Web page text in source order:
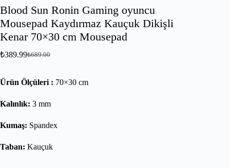
Blood Sun Ronin Gaming oyuncu
Mousepad Kaydırmaz Kauçuk Dikişli
Kenar 70×30 cm Mousepad
₺689.00
₺389.99
Ürün Ölçüleri : 70×30 cm
Kalınlık: 3 mm
Kumaş: Spandex
Taban: Kauçuk